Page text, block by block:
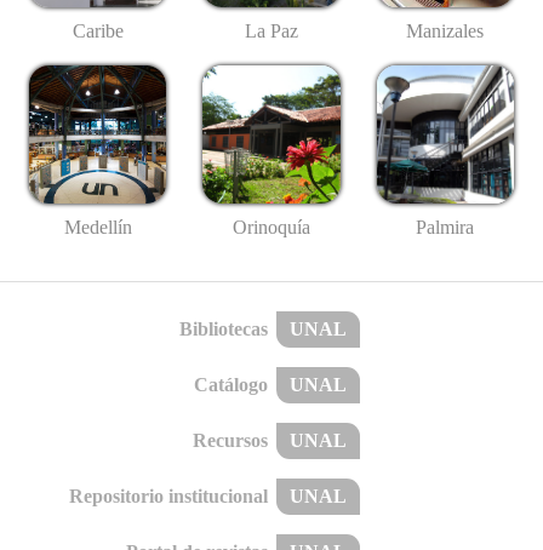
Caribe La Paz Manizales
Medellín Orinoquía Palmira
Bibliotecas UNAL
Catálogo UNAL
Recursos UNAL
Repositorio institucional UNAL